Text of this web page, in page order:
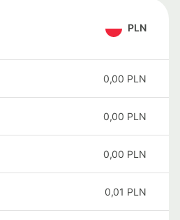
PLN
0,00 PLN
0,00 PLN
0,00 PLN
0,01 PLN